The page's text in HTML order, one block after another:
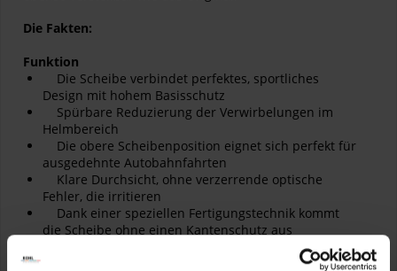
Die Fakten:
Funktion
Die Scheibe verbindet perfektes, sportliches
Design mit hohem Basisschutz
Spürbare Reduzierung der Verwirbelungen im
Helmbereich
Die obere Scheibenposition eignet sich perfekt für
ausgedehnte Autobahnfahrten
Klare Durchsicht, ohne verzerrende optische
Fehler, die irritieren
Dank einer speziellen Fertigungstechnik kommt
die Scheibe ohne einen Kantenschutz aus
Die funktionale Scheibe integriert sich perfekt in